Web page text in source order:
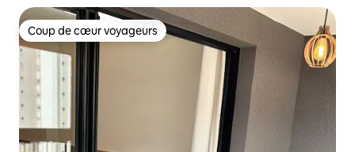
Coup de cœur voyageurs
Coup de cœur voyageurs